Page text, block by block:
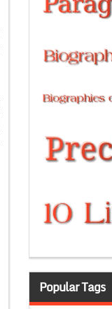
Popular Tags